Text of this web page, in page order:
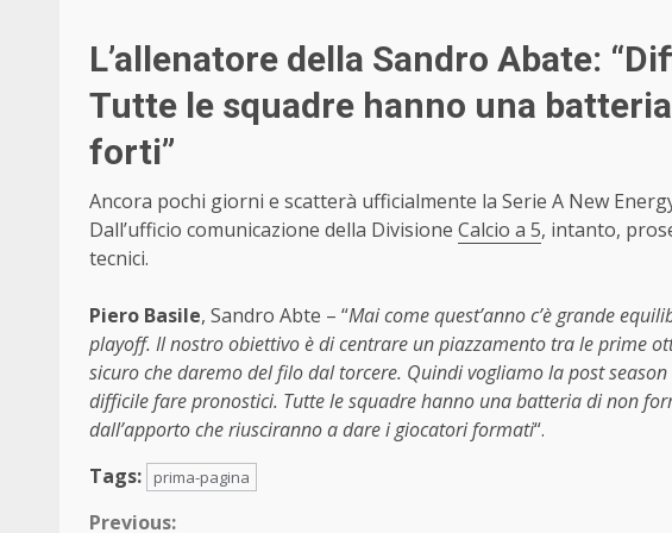
L’allenatore della Sandro Abate:
Tutte le squadre hanno una
forti”
Ancora pochi giorni e scatterà ufficialmente la Serie A New
Dall’ufficio comunicazione della Divisione Calcio a 5, intanto,
tecnici.
Piero Basile, Sandro Abte – “Mai come quest’anno c’è grande
playoff. Il nostro obiettivo è di centrare un piazzamento tra le prime
sicuro che daremo del filo dal torcere. Quindi vogliamo la post
difficile fare pronostici. Tutte le squadre hanno una batteria di non
dall’apporto che riusciranno a dare i giocatori formati“.
Tags:
prima-pagina
Previous: